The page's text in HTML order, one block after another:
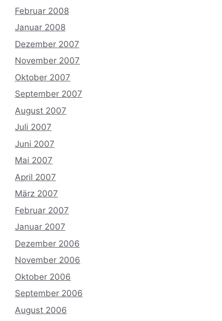
Februar 2008
Januar 2008
Dezember 2007
November 2007
Oktober 2007
September 2007
August 2007
Juli 2007
Juni 2007
Mai 2007
April 2007
März 2007
Februar 2007
Januar 2007
Dezember 2006
November 2006
Oktober 2006
September 2006
August 2006